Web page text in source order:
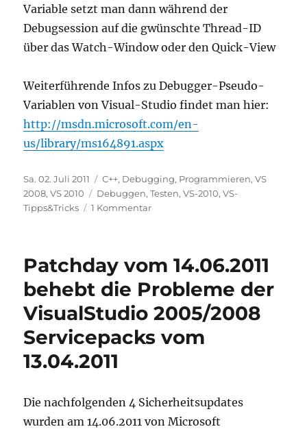
Variable setzt man dann während der
Debugsession auf die gwünschte Thread-ID
über das Watch-Window oder den Quick-View
Weiterführende Infos zu Debugger-Pseudo-
Variablen von Visual-Studio findet man hier:
http://msdn.microsoft.com/en-
us/library/ms164891.aspx
Veröffentlicht
am
Sa. 02. Juli 2011 Kategorien
C++, Debugging, Programmieren,VS
2008,VS 2010 Schlagwörter
Debuggen,Testen,VS-2010,VS-
Tipps&Tricks
1 Kommentarzu
Tricks:
man
gezielt
einen
Breakpoint
kann
Patchday vom 14.06.2011
behebt die Probleme der
VisualStudio 2005/2008
Servicepacks vom
13.04.2011
Die nachfolgenden 4 Sicherheitsupdates
wurden am 14.06.2011 von Microsoft